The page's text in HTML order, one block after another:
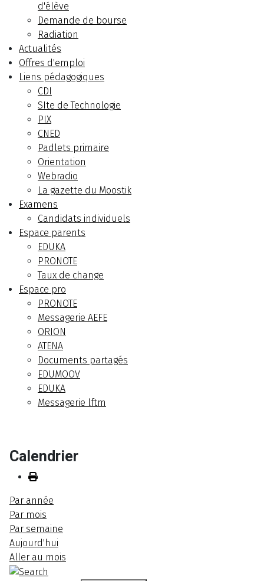
d'élève
Demande de bourse
Radiation
Actualités
Offres d'emploi
Liens pédagogiques
CDI
SIte de Technologie
PIX
CNED
Padlets primaire
Orientation
Webradio
La gazette du Moostik
Examens
Candidats individuels
Espace parents
EDUKA
PRONOTE
Taux de change
Espace pro
PRONOTE
Messagerie AEFE
ORION
ATENA
Documents partagés
EDUMOOV
EDUKA
Messagerie lftm
Calendrier
Par année
Par mois
Par semaine
Aujourd'hui
Aller au mois